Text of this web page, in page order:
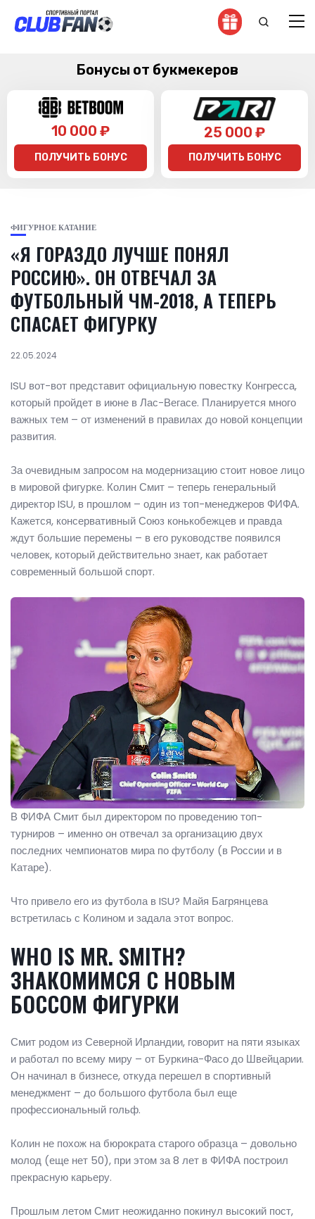
Бонусы от букмекеров
10 000 ₽
ПОЛУЧИТЬ БОНУС
25 000 ₽
ПОЛУЧИТЬ БОНУС
ФИГУРНОЕ КАТАНИЕ
«Я ГОРАЗДО ЛУЧШЕ ПОНЯЛ
РОССИЮ». ОН ОТВЕЧАЛ ЗА
ФУТБОЛЬНЫЙ ЧМ-2018, А ТЕПЕРЬ
СПАСАЕТ ФИГУРКУ
22.05.2024
ISU вот-вот представит официальную повестку Конгресса,
который пройдет в июне в Лас-Вегасе. Планируется много
важных тем – от изменений в правилах до новой концепции
развития.
За очевидным запросом на модернизацию стоит новое лицо
в мировой фигурке. Колин Смит – теперь генеральный
директор ISU, в прошлом – один из топ-менеджеров ФИФА.
Кажется, консервативный Союз конькобежцев и правда
ждут большие перемены – в его руководстве появился
человек, который действительно знает, как работает
современный большой спорт.
В ФИФА Смит был директором по проведению топ-
турниров – именно он отвечал за организацию двух
последних чемпионатов мира по футболу (в России и в
Катаре).
Что привело его из футбола в ISU? Майя Багрянцева
встретилась с Колином и задала этот вопрос.
WHO IS MR. SMITH?
ЗНАКОМИМСЯ С НОВЫМ
БОССОМ ФИГУРКИ
Смит родом из Северной Ирландии, говорит на пяти языках
и работал по всему миру – от Буркина-Фасо до Швейцарии.
Он начинал в бизнесе, откуда перешел в спортивный
менеджмент – до большого футбола был еще
профессиональный гольф.
Колин не похож на бюрократа старого образца – довольно
молод (еще нет 50), при этом за 8 лет в ФИФА построил
прекрасную карьеру.
Прошлым летом Смит неожиданно покинул высокий пост,